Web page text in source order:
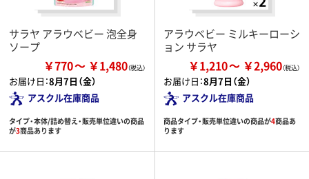
サラヤ アラウベビー 泡全身
ソープ
￥770 ￥1,480
お届け日：8月7日（金）
アスクル在庫商品
タイプ・本体/詰め替え・販売単位違いの商品
が3商品あります
アラウベビー ミルキーローシ
ョン サラヤ
￥1,210 ￥2,960
お届け日：8月7日（金）
アスクル在庫商品
商品タイプ・販売単位違いの商品が4商品あ
ります